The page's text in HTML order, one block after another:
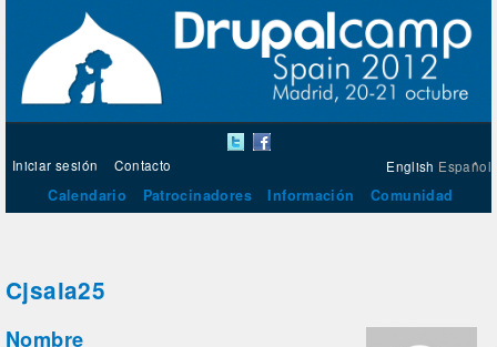
English Español
Iniciar sesión Contacto
Calendario Patrocinadores Información Comunidad
Cjsala25
Nombre